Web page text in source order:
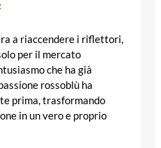
a riaccendere i riflettori,
per il mercato
che ha già
rossoblù ha
prima, trasformando
in un vero e proprio